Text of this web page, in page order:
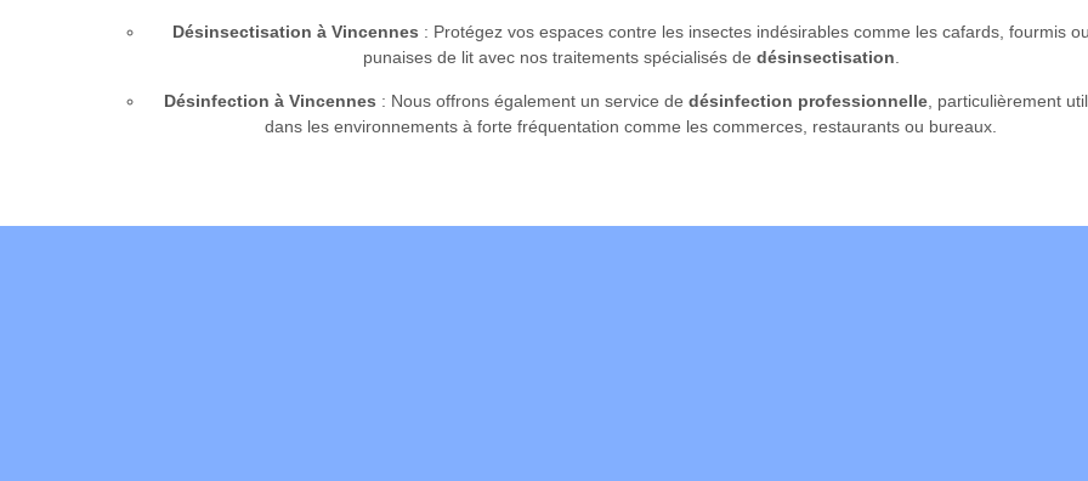
Désinsectisation à Vincennes : Protégez vos espaces contre les insectes indésirables comme les cafards, fourmis
punaises de lit avec nos traitements spécialisés de désinsectisation
Désinfection à Vincennes : Nous offrons également un service de désinfection professionnelle , particulièrement
dans les environnements à forte fréquentation comme les commerces, restaurants ou bureaux.